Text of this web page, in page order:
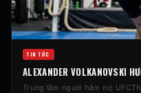
TIN TỨC
ALEXANDER VOLKANOVSKI
Trung tâm người hâm mộ UFC